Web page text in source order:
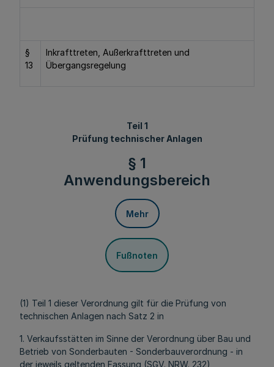
§
13
Inkrafttreten, Außerkrafttreten und
Übergangsregelung
Teil 1
Prüfung technischer Anlagen
§ 1
Anwendungsbereich
Mehr
Fußnoten
(1) Teil 1 dieser Verordnung gilt für die Prüfung von
technischen Anlagen nach Satz 2 in
1. Verkaufsstätten im Sinne der Verordnung über Bau und
Betrieb von Sonderbauten - Sonderbauverordnung - in
der jeweils geltenden Fassung (SGV. NRW. 232),